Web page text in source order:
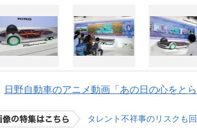
日野自動車のアニメ動画「あの日の心を
タレント不祥事のリスクも